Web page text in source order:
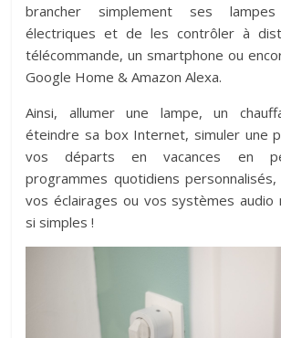
brancher simplement ses
électriques et de les contrôler à
télécommande, un smartphone ou
Google Home & Amazon Alexa.
Ainsi, allumer une lampe, un
éteindre sa box Internet, simuler une
vos départs en vacances en
programmes quotidiens
vos éclairages ou vos systèmes audio
si simples !